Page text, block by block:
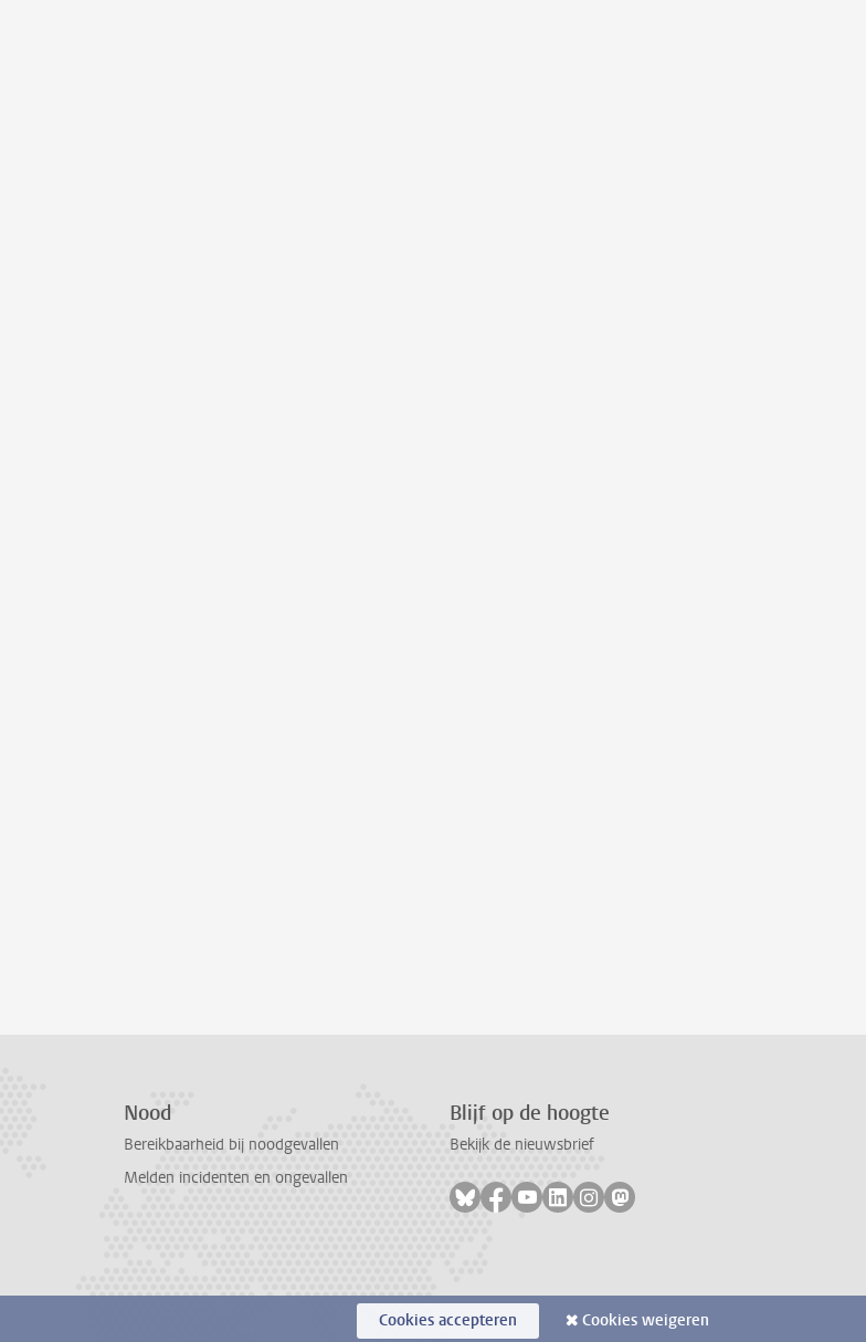
Nood
Bereikbaarheid bij noodgevallen
Melden incidenten en ongevallen
Blijf op de hoogte
Bekijk de nieuwsbrief
Volg ons op bluesky
Volg ons op facebook
Volg ons op youtube
Volg ons op linkedin
Volg ons op instagram
Volg ons op mastodon
Cookies accepteren Cookies weigeren